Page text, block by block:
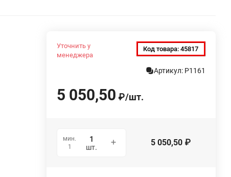
Код товара:45817
Уточнить у
менеджера
Артикул: P1161
5 050,50 ₽/шт.
мин.
1
шт. 5 050,50 ₽